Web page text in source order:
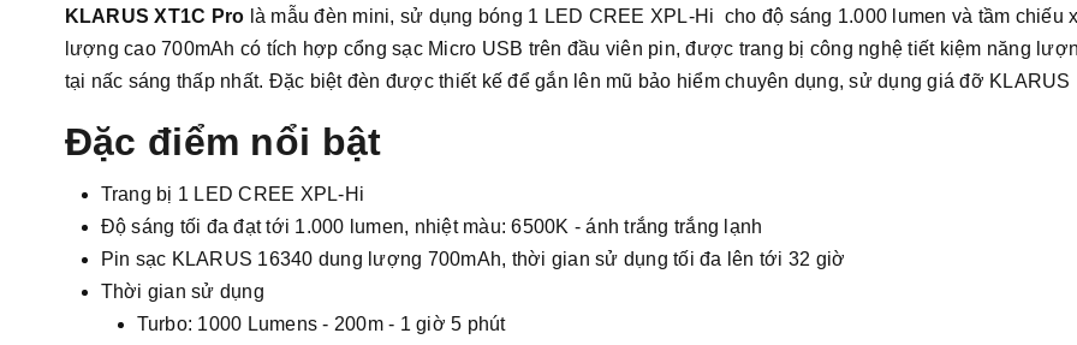
KLARUS XT1C Pro là mẫu đèn mini, sử dụng bóng 1 LED CREE XPL-Hi cho độ sáng 1.000 lumen và tầm
lượng cao 700mAh có tích hợp cổng sạc Micro USB trên đầu viên pin, được trang bị công nghệ tiết kiệm năng
tại nấc sáng thấp nhất. Đặc biệt đèn được thiết kế để gắn lên mũ bảo hiểm chuyên dụng, sử dụng giá đỡ KLARUS
Đặc điểm nổi bật
Trang bị 1 LED CREE XPL-Hi
Độ sáng tối đa đạt tới 1.000 lumen, nhiệt màu: 6500K - ánh trắng trắng lạnh
Pin sạc KLARUS 16340 dung lượng 700mAh, thời gian sử dụng tối đa lên tới 32 giờ
Thời gian sử dụng
Turbo: 1000 Lumens - 200m - 1 giờ 5 phút